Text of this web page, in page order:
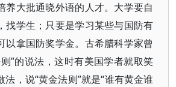
养大批通晓外语的人才。大学要自
找学生；只要是学习某些与国防有
以拿国防奖学金。古希腊科学家曾
”的说法，这时有美国学者就取笑
，说“黄金法则”就是“谁有黄金谁